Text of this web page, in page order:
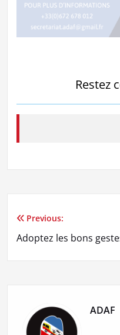
Restez
Navigation
Previous:
Adoptez les bons
ADAF